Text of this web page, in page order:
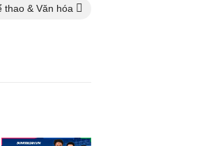
thao & Văn hóa